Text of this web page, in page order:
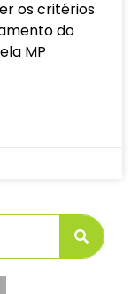
os critérios
do
MP